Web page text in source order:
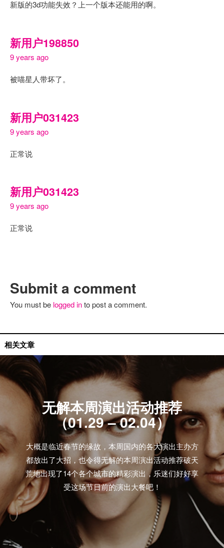
新版的3d功能失效？上一个版本还能用的啊。
新用户198850
9 years ago
被喵星人带坏了。
新用户031423
9 years ago
正常说
新用户031423
9 years ago
正常说
Submit a comment
You must be logged into post a comment.
相关文章
无解本周演出活动推荐
（01.29 – 02.04）
大概是临近春节的缘故，本周国内的各大演出主办方
都放出了大招，也令得无解的本周演出活动推荐破天
荒地出现了14个各个城市的精彩演出，乐迷们好好享
受这场节日前的演出大餐吧！
活动推荐